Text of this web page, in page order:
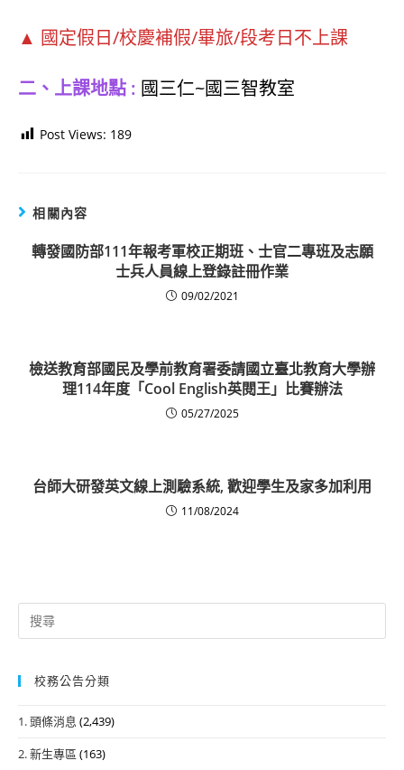
▲ 國定假日/校慶補假/畢旅/段考日不上課
二、上課地點 : 國三仁~國三智教室
Post Views: 189
相關內容
轉發國防部111年報考軍校正期班、士官二專班及志願
士兵人員線上登錄註冊作業
09/02/2021
檢送教育部國民及學前教育署委請國立臺北教育大學辦
理114年度「Cool English英閱王」比賽辦法
05/27/2025
台師大研發英文線上測驗系統, 歡迎學生及家多加利用
11/08/2024
Search
for:
校務公告分類
1. 頭條消息 (2,439)
2. 新生專區 (163)